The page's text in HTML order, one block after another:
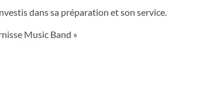
dans sa préparation et son service.
Music Band »